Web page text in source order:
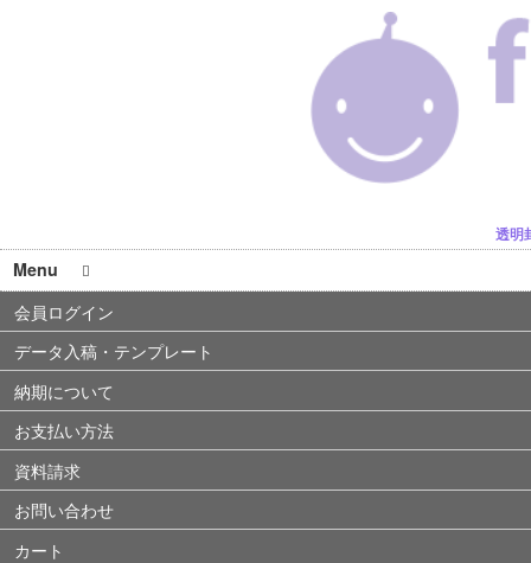
透明
Menu
会員ログイン
データ入稿・テンプレート
納期について
お支払い方法
資料請求
お問い合わせ
カート